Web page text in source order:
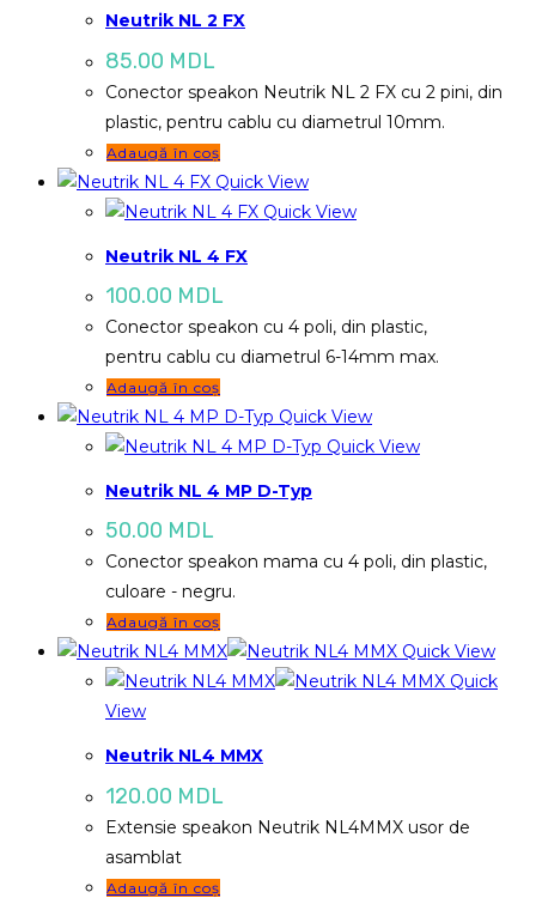
Neutrik NL 2 FX
85.00 MDL
Conector speakon Neutrik NL 2 FX cu 2 pini, din
plastic, pentru cablu cu diametrul 10mm.
Adaugă în coș
Quick View
Quick View
Neutrik NL 4 FX
100.00 MDL
Conector speakon cu 4 poli, din plastic,
pentru cablu cu diametrul 6-14mm max.
Adaugă în coș
Quick View
Quick View
Neutrik NL 4 MP D-Typ
50.00 MDL
Conector speakon mama cu 4 poli, din plastic,
culoare - negru.
Adaugă în coș
Quick View
Quick
View
Neutrik NL4 MMX
120.00 MDL
Extensie speakon Neutrik NL4MMX usor de
asamblat
Adaugă în coș